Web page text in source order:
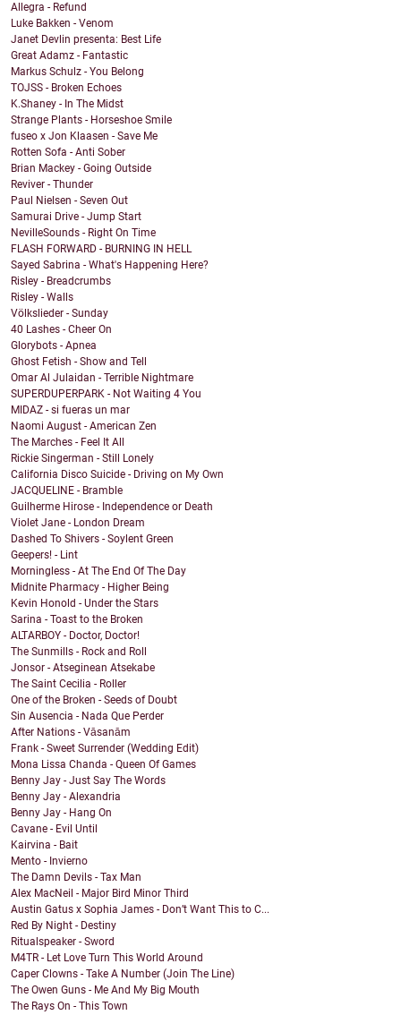
Allegra - Refund
Luke Bakken - Venom
Janet Devlin presenta: Best Life
Great Adamz - Fantastic
Markus Schulz - You Belong
TOJSS - Broken Echoes
K.Shaney - In The Midst
Strange Plants - Horseshoe Smile
fuseo x Jon Klaasen - Save Me
Rotten Sofa - Anti Sober
Brian Mackey - Going Outside
Reviver - Thunder
Paul Nielsen - Seven Out
Samurai Drive - Jump Start
NevilleSounds - Right On Time
FLASH FORWARD - BURNING IN HELL
Sayed Sabrina - What's Happening Here?
Risley - Breadcrumbs
Risley - Walls
Völkslieder - Sunday
40 Lashes - Cheer On
Glorybots - Apnea
Ghost Fetish - Show and Tell
Omar Al Julaidan - Terrible Nightmare
SUPERDUPERPARK - Not Waiting 4 You
MIDAZ - si fueras un mar
Naomi August - American Zen
The Marches - Feel It All
Rickie Singerman - Still Lonely
California Disco Suicide - Driving on My Own
JACQUELINE - Bramble
Guilherme Hirose - Independence or Death
Violet Jane - London Dream
Dashed To Shivers - Soylent Green
Geepers! - Lint
Morningless - At The End Of The Day
Midnite Pharmacy - Higher Being
Kevin Honold - Under the Stars
Sarina - Toast to the Broken
ALTARBOY - Doctor, Doctor!
The Sunmills - Rock and Roll
Jonsor - Atseginean Atsekabe
The Saint Cecilia - Roller
One of the Broken - Seeds of Doubt
Sin Ausencia - Nada Que Perder
After Nations - Vāsanām
Frank - Sweet Surrender (Wedding Edit)
Mona Lissa Chanda - Queen Of Games
Benny Jay - Just Say The Words
Benny Jay - Alexandria
Benny Jay - Hang On
Cavane - Evil Until
Kairvina - Bait
Mento - Invierno
The Damn Devils - Tax Man
Alex MacNeil - Major Bird Minor Third
Austin Gatus x Sophia James - Don’t Want This to C...
Red By Night - Destiny
Ritualspeaker - Sword
M4TR - Let Love Turn This World Around
Caper Clowns - Take A Number (Join The Line)
The Owen Guns - Me And My Big Mouth
The Rays On - This Town